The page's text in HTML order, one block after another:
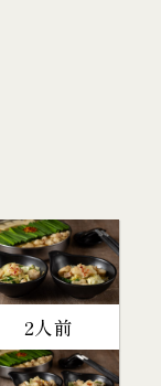
2人前